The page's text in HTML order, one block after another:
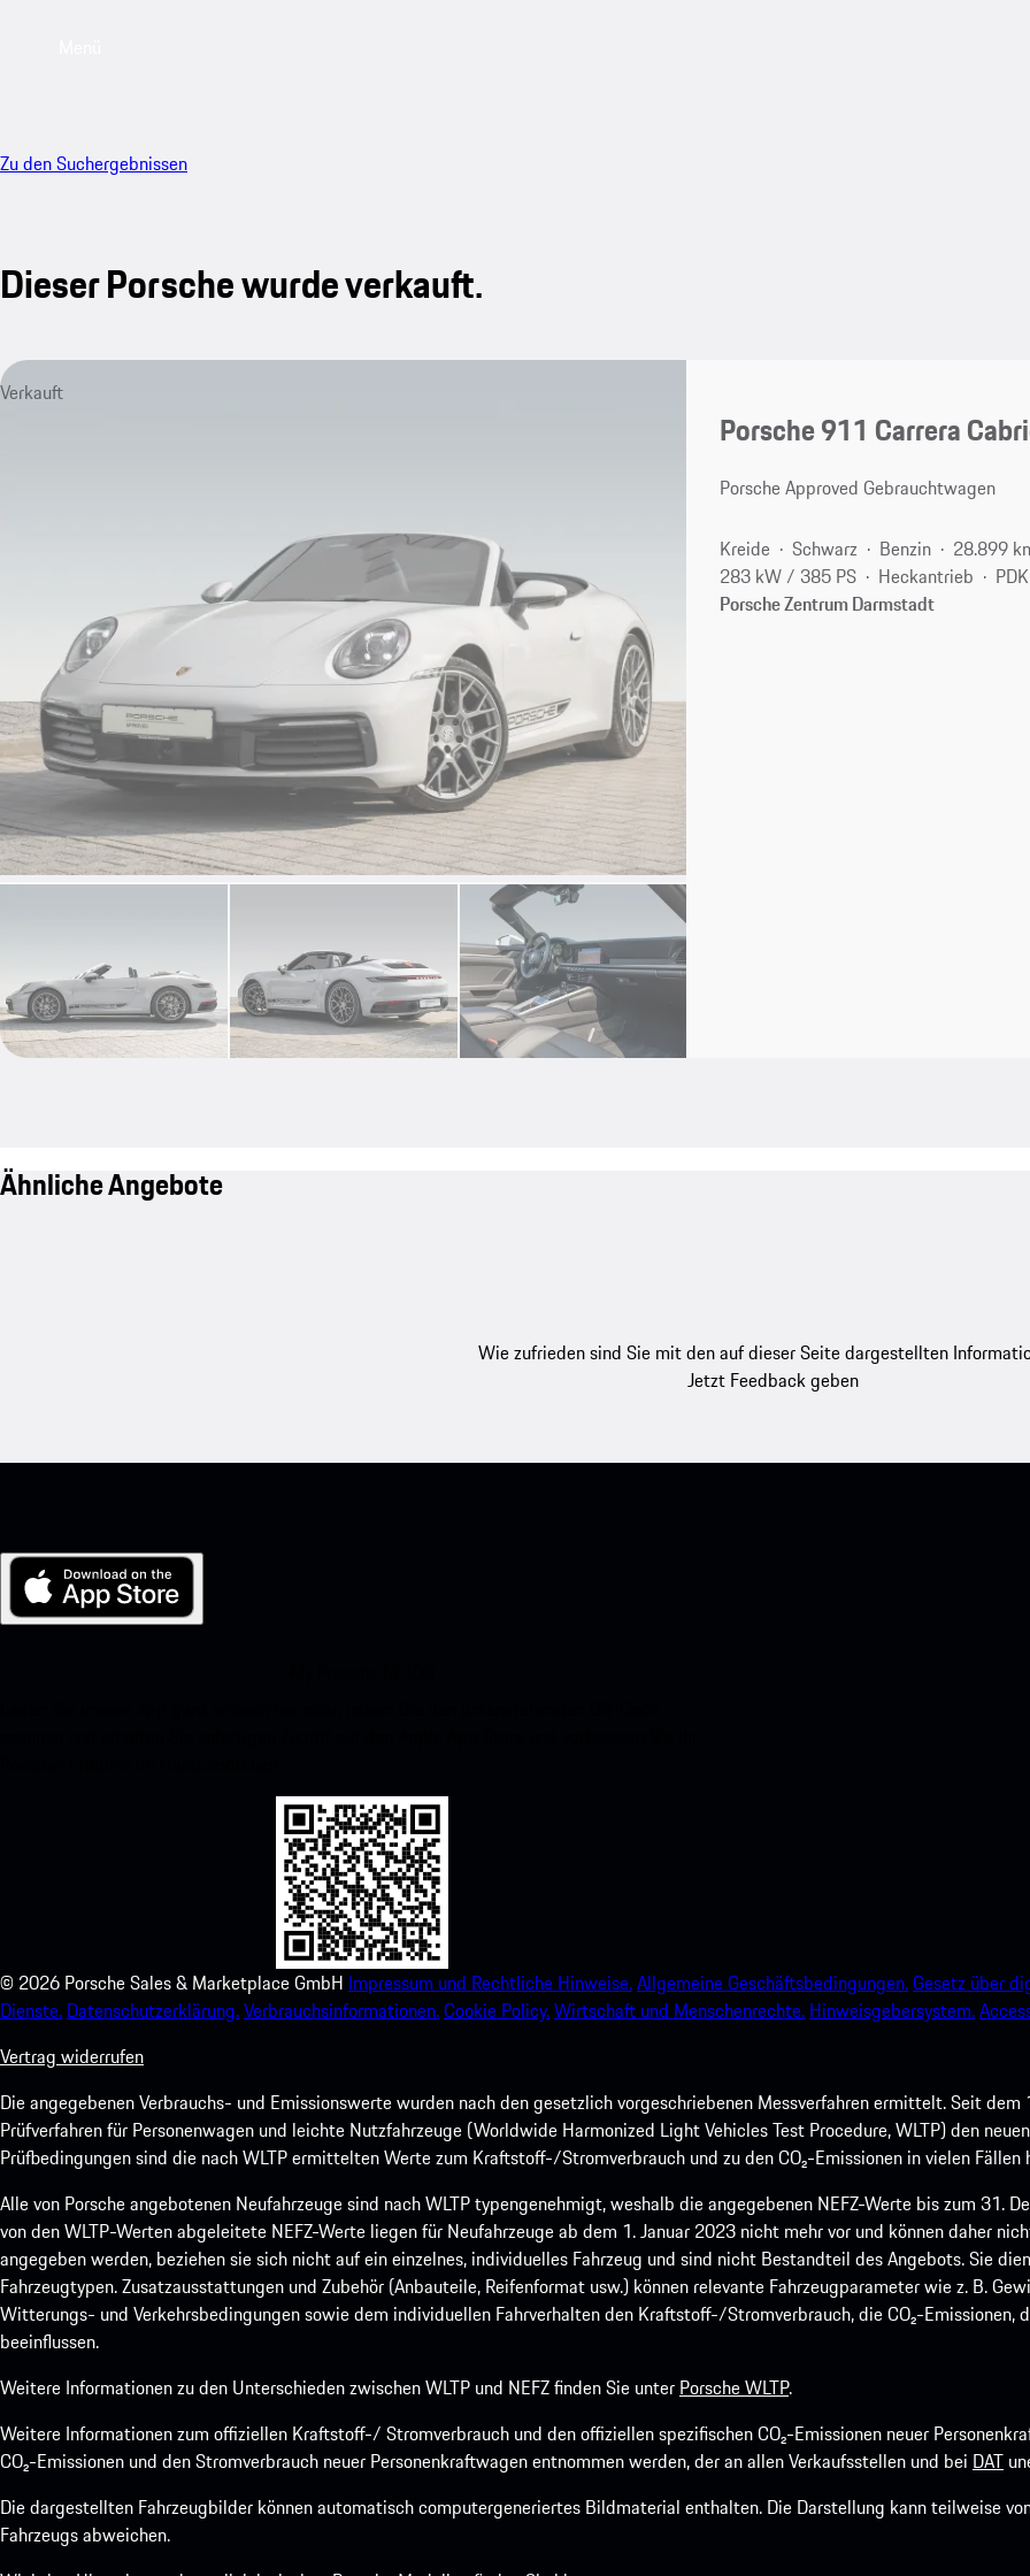
Zu den Suchergebnissen
Dieser Porsche wurde verkauft.
Verkauft
Porsche 911 Carrera
Porsche Approved Gebrauchtwagen
Kreide Schwarz Benzin 28.899
283 kW / 385 PS
Heckantrieb
Porsche Zentrum Darmstadt
Ähnliche Angebote
Wie zufrieden sind Sie mit den auf dieser Seite dargestellten
Jetzt Feedback geben
© 2026 Porsche Sales & Marketplace GmbH Impressum und Rechtliche Hinweise.Allgemeine Geschäftsbedingungen.Gesetz über
Dienste. Datenschutzerklärung.Verbrauchsinformationen.Cookie Policy.Wirtschaft und Menschenrechte. Hinweisgebersystem.
Vertrag widerrufen
Die angegebenen Verbrauchs- und Emissionswerte wurden nach den gesetzlich vorgeschriebenen Messverfahren ermittelt. Seit
Prüfverfahren für Personenwagen und leichte Nutzfahrzeuge (Worldwide Harmonized Light Vehicles Test Procedure, WLTP) den
Prüfbedingungen sind die nach WLTP ermittelten Werte zum Kraftstoff-/Stromverbrauch und zu den CO₂-Emissionen in vielen
Alle von Porsche angebotenen Neufahrzeuge sind nach WLTP typengenehmigt, weshalb die angegebenen NEFZ-Werte bis zum 31.
von den WLTP-Werten abgeleitete NEFZ-Werte liegen für Neufahrzeuge ab dem 1. Januar 2023 nicht mehr vor und können daher
angegeben werden, beziehen sie sich nicht auf ein einzelnes, individuelles Fahrzeug und sind nicht Bestandteil des Angebots. Sie
Fahrzeugtypen. Zusatzausstattungen und Zubehör (Anbauteile, Reifenformat usw.) können relevante Fahrzeugparameter wie z. B.
Witterungs- und Verkehrsbedingungen sowie dem individuellen Fahrverhalten den Kraftstoff-/Stromverbrauch, die CO₂-Emissionen,
beeinflussen.
Weitere Informationen zu den Unterschieden zwischen WLTP und NEFZ finden Sie unter Porsche WLTP.
Weitere Informationen zum offiziellen Kraftstoff-/ Stromverbrauch und den offiziellen spezifischen CO₂-Emissionen neuer
CO₂-Emissionen und den Stromverbrauch neuer Personenkraftwagen entnommen werden, der an allen Verkaufsstellen und bei DAT
Die dargestellten Fahrzeugbilder können automatisch computergeneriertes Bildmaterial enthalten. Die Darstellung kann teilweise
Fahrzeugs abweichen.